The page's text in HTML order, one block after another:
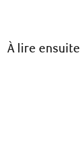
À lire ensuite